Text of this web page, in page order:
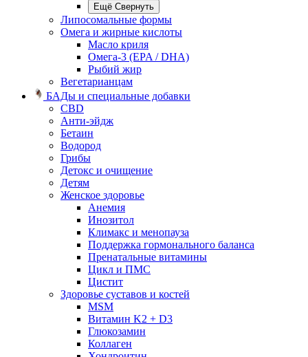
Ещё Свернуть
Липосомальные формы
Омега и жирные кислоты
Масло криля
Омега-3 (EPA / DHA)
Рыбий жир
Вегетарианцам
БАДы и специальные добавки
CBD
Анти-эйдж
Бетаин
Водород
Грибы
Детокс и очищение
Детям
Женское здоровье
Анемия
Инозитол
Климакс и менопауза
Поддержка гормонального баланса
Пренатальные витамины
Цикл и ПМС
Цистит
Здоровье суставов и костей
MSM
Витамин K2 + D3
Глюкозамин
Коллаген